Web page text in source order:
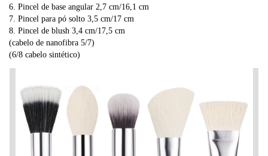
6. Pincel de base angular 2,7 cm/16,1 cm
7. Pincel para pó solto 3,5 cm/17 cm
8. Pincel de blush 3,4 cm/17,5 cm
(cabelo de nanofibra 5/7)
(6/8 cabelo sintético)